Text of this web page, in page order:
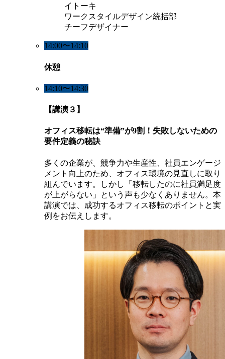
イトーキ
ワークスタイルデザイン統括部
チーフデザイナー
14:00〜14:10
休憩
14:10〜14:30
【講演３】
オフィス移転は“準備”が9割！失敗しないための
要件定義の秘訣
多くの企業が、競争力や生産性、社員エンゲージ
メント向上のため、オフィス環境の見直しに取り
組んでいます。しかし「移転したのに社員満足度
が上がらない」という声も少なくありません。本
講演では、成功するオフィス移転のポイントと実
例をお伝えします。